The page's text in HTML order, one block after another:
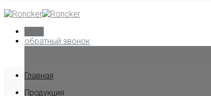
обратный звонок
Главная
Продукция